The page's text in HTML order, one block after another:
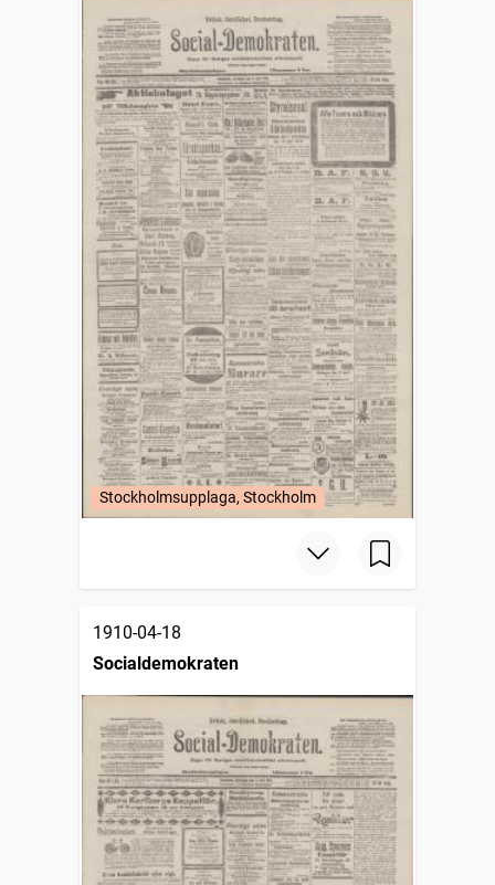
Stockholmsupplaga, Stockholm
1910-04-18
Socialdemokraten